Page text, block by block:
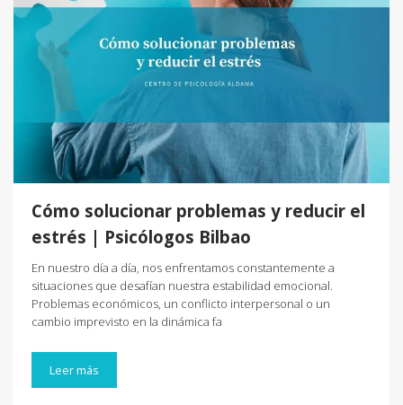
Cómo solucionar problemas y reducir el
estrés | Psicólogos Bilbao
En nuestro día a día, nos enfrentamos constantemente a
situaciones que desafían nuestra estabilidad emocional.
Problemas económicos, un conflicto interpersonal o un
cambio imprevisto en la dinámica fa
Leer más